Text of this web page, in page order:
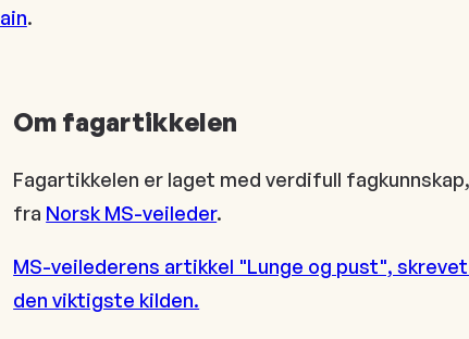
.
Om fagartikkelen
Fagartikkelen er laget med verdifull
fra Norsk MS-veileder.
MS-veilederens artikkel "Lunge og pust",
den viktigste kilden.